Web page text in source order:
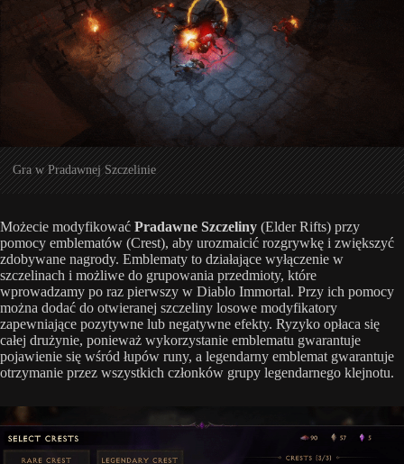
Gra w Pradawnej Szczelinie
Możecie modyfikować Pradawne Szczeliny (Elder Rifts) przy
pomocy emblematów (Crest), aby urozmaicić rozgrywkę i zwiększyć
zdobywane nagrody. Emblematy to działające wyłączenie w
szczelinach i możliwe do grupowania przedmioty, które
wprowadzamy po raz pierwszy w Diablo Immortal. Przy ich pomocy
można dodać do otwieranej szczeliny losowe modyfikatory
zapewniające pozytywne lub negatywne efekty. Ryzyko opłaca się
całej drużynie, ponieważ wykorzystanie emblematu gwarantuje
pojawienie się wśród łupów runy, a legendarny emblemat gwarantuje
otrzymanie przez wszystkich członków grupy legendarnego klejnotu.